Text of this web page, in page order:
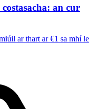
an cur
ar thart ar €1 sa mhí le